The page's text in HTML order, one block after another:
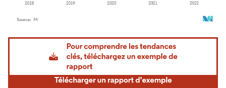
Image © Mordor Intelligence. La réutilisation nécessite une attribution sous CC BY